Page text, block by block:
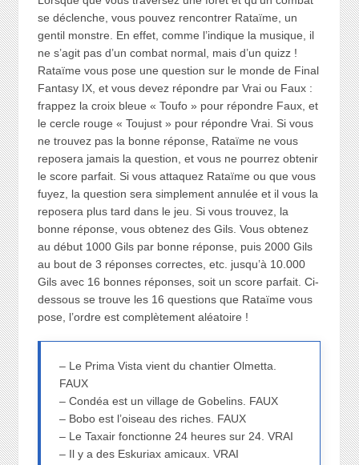
se déclenche, vous pouvez rencontrer Rataïme, un
gentil monstre. En effet, comme l’indique la musique, il
ne s’agit pas d’un combat normal, mais d’un quizz !
Rataïme vous pose une question sur le monde de Final
Fantasy IX, et vous devez répondre par Vrai ou Faux :
frappez la croix bleue « Toufo » pour répondre Faux, et
le cercle rouge « Toujust » pour répondre Vrai. Si vous
ne trouvez pas la bonne réponse, Rataïme ne vous
reposera jamais la question, et vous ne pourrez obtenir
le score parfait. Si vous attaquez Rataïme ou que vous
fuyez, la question sera simplement annulée et il vous la
reposera plus tard dans le jeu. Si vous trouvez, la
bonne réponse, vous obtenez des Gils. Vous obtenez
au début 1000 Gils par bonne réponse, puis 2000 Gils
au bout de 3 réponses correctes, etc. jusqu’à 10.000
Gils avec 16 bonnes réponses, soit un score parfait. Ci-
dessous se trouve les 16 questions que Rataïme vous
pose, l’ordre est complètement aléatoire !
– Le Prima Vista vient du chantier Olmetta.
FAUX
– Condéa est un village de Gobelins. FAUX
– Bobo est l’oiseau des riches. FAUX
– Le Taxair fonctionne 24 heures sur 24. VRAI
– Il y a des Eskuriax amicaux. VRAI